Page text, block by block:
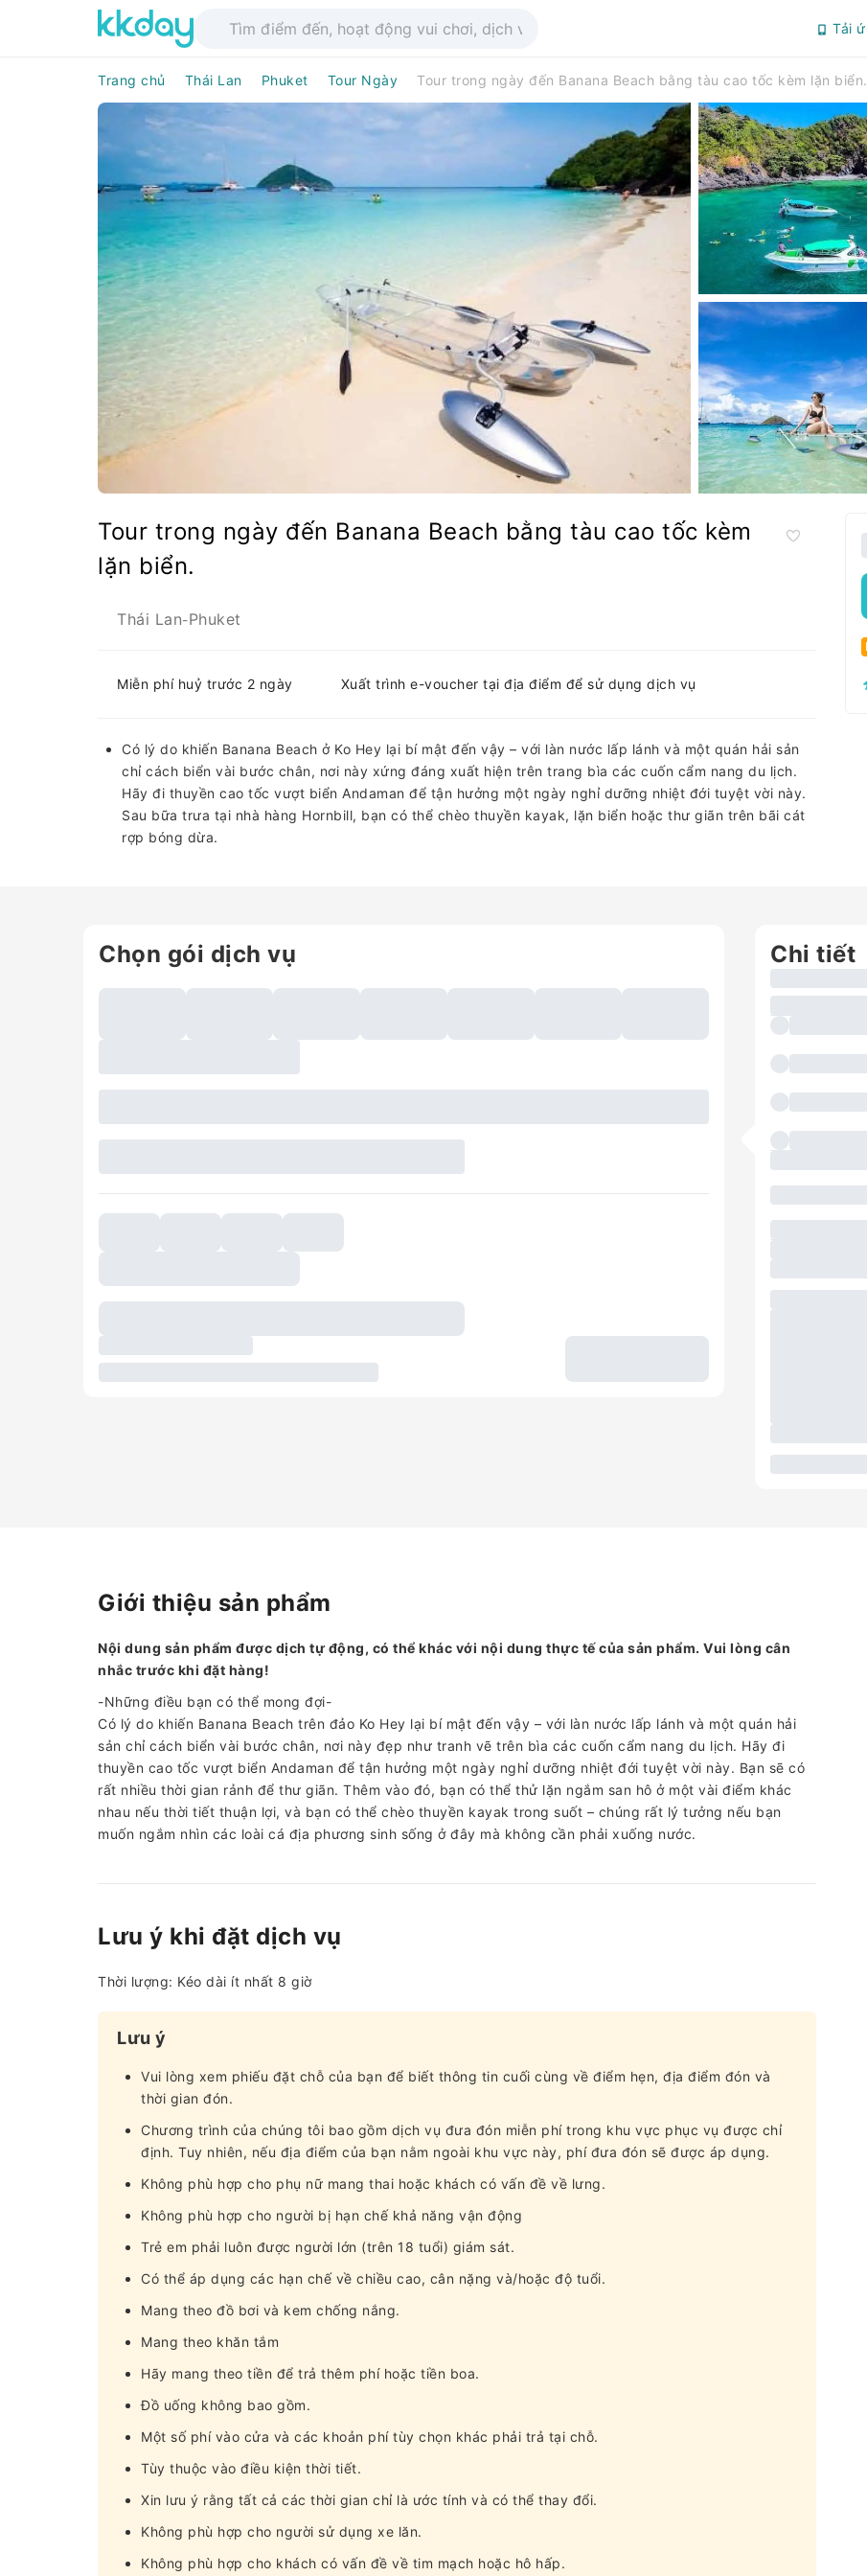
Tải
Trang chủ Thái Lan Phuket Tour Ngày Tour trong ngày đến Banana Beach bằng tàu cao tốc kèm lặn biển.
Tour trong ngày đến Banana Beach bằng tàu cao tốc kèm
lặn biển.
Thái Lan-Phuket
Miễn phí huỷ trước 2 ngày Xuất trình e-voucher tại địa điểm để sử dụng dịch vụ
Có lý do khiến Banana Beach ở Ko Hey lại bí mật đến vậy – với làn nước lấp lánh và một quán hải sản
chỉ cách biển vài bước chân, nơi này xứng đáng xuất hiện trên trang bìa các cuốn cẩm nang du lịch.
Hãy đi thuyền cao tốc vượt biển Andaman để tận hưởng một ngày nghỉ dưỡng nhiệt đới tuyệt vời này.
Sau bữa trưa tại nhà hàng Hornbill, bạn có thể chèo thuyền kayak, lặn biển hoặc thư giãn trên bãi cát
rợp bóng dừa.
Chọn gói dịch vụ Chi tiết
Giới thiệu sản phẩm
Nội dung sản phẩm được dịch tự động, có thể khác với nội dung thực tế của sản phẩm. Vui lòng cân
nhắc trước khi đặt hàng!
-Những điều bạn có thể mong đợi-
Có lý do khiến Banana Beach trên đảo Ko Hey lại bí mật đến vậy – với làn nước lấp lánh và một quán hải
sản chỉ cách biển vài bước chân, nơi này đẹp như tranh vẽ trên bìa các cuốn cẩm nang du lịch. Hãy đi
thuyền cao tốc vượt biển Andaman để tận hưởng một ngày nghỉ dưỡng nhiệt đới tuyệt vời này. Bạn sẽ có
rất nhiều thời gian rảnh để thư giãn. Thêm vào đó, bạn có thể thử lặn ngắm san hô ở một vài điểm khác
nhau nếu thời tiết thuận lợi, và bạn có thể chèo thuyền kayak trong suốt – chúng rất lý tưởng nếu bạn
muốn ngắm nhìn các loài cá địa phương sinh sống ở đây mà không cần phải xuống nước.
Lưu ý khi đặt dịch vụ
Thời lượng: Kéo dài ít nhất 8 giờ
Lưu ý
Vui lòng xem phiếu đặt chỗ của bạn để biết thông tin cuối cùng về điểm hẹn, địa điểm đón và
thời gian đón.
Chương trình của chúng tôi bao gồm dịch vụ đưa đón miễn phí trong khu vực phục vụ được chỉ
định. Tuy nhiên, nếu địa điểm của bạn nằm ngoài khu vực này, phí đưa đón sẽ được áp dụng.
Không phù hợp cho phụ nữ mang thai hoặc khách có vấn đề về lưng.
Không phù hợp cho người bị hạn chế khả năng vận động
Trẻ em phải luôn được người lớn (trên 18 tuổi) giám sát.
Có thể áp dụng các hạn chế về chiều cao, cân nặng và/hoặc độ tuổi.
Mang theo đồ bơi và kem chống nắng.
Mang theo khăn tắm
Hãy mang theo tiền để trả thêm phí hoặc tiền boa.
Đồ uống không bao gồm.
Một số phí vào cửa và các khoản phí tùy chọn khác phải trả tại chỗ.
Tùy thuộc vào điều kiện thời tiết.
Xin lưu ý rằng tất cả các thời gian chỉ là ước tính và có thể thay đổi.
Không phù hợp cho người sử dụng xe lăn.
Không phù hợp cho khách có vấn đề về tim mạch hoặc hô hấp.